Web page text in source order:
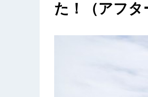
た！（アフタ